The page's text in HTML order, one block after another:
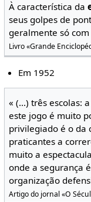
À característica da
seus golpes de
geralmente só
Livro «Grande
Em 1952
« (...) três escolas:
este jogo é muito
privilegiado é o da
praticantes a
muito a
onde a segurança
organização
Artigo do jornal «O